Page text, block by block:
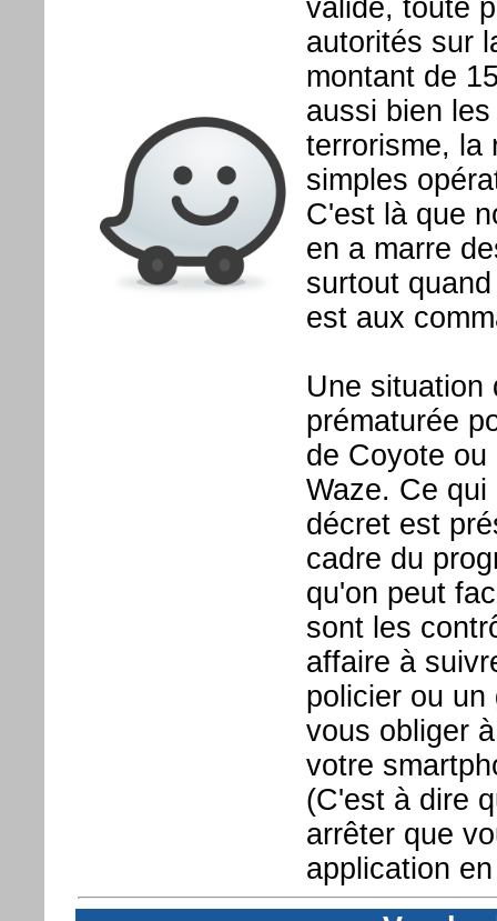
validé, toute
autorités sur
montant de
aussi bien
terrorisme, la
simples
C'est là que
en a marre
surtout
est aux
Une situation
prématurée
de Coyote ou
Waze. Ce
décret est
cadre du
qu'on peut
sont les
affaire à
policier ou un
vous obliger
votre
(C'est à dire
arrêter que
application